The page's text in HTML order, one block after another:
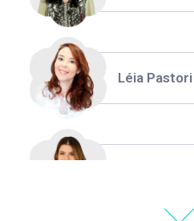
Léia Pastori